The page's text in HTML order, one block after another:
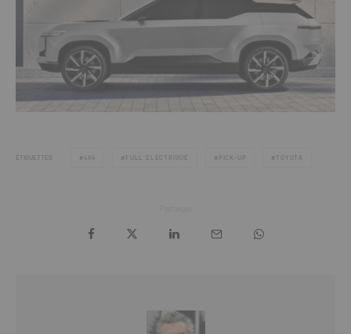
ÉTIQUETTES 4X4 FULL ELECTRIQUE PICK-UP TOYOTA